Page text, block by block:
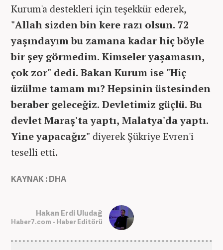
Kurum'a destekleri için teşekkür ederek,
"Allah sizden bin kere razı olsun. 72
yaşındayım bu zamana kadar hiç böyle
bir şey görmedim. Kimseler yaşamasın,
çok zor" dedi. Bakan Kurum ise "Hiç
üzülme tamam mı? Hepsinin üstesinden
beraber geleceğiz. Devletimiz güçlü. Bu
devlet Maraş'ta yaptı, Malatya'da yaptı.
Yine yapacağız" diyerek Şükriye Evren'i
teselli etti.
KAYNAK : DHA
Hakan Erdi Uludağ
Haber7.com - Haber Editörü